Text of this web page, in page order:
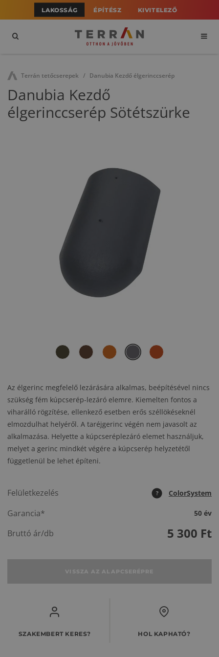
LAKOSSÁG ÉPÍTÉSZ KIVITELEZŐ
Terrán tetőcserepek Danubia Kezdő élgerinccserép
Danubia Kezdő
élgerinccserép Sötétszürke
Az élgerinc megfelelő lezárására alkalmas, beépítésével nincs
szükség fém kúpcserép-lezáró elemre. Kiemelten fontos a
viharálló rögzítése, ellenkező esetben erős széllökéseknél
elmozdulhat helyéről. A taréjgerinc végén nem javasolt az
alkalmazása. Helyette a kúpcseréplezáró elemet használjuk,
melyet a gerinc mindkét végére a kúpcserép helyzetétől
függetlenül be lehet építeni.
Felületkezelés ? ColorSystem
Garancia* 50 év
Bruttó ár/db 5 300 Ft
VISSZA AZ ALAPCSERÉPRE
SZAKEMBERT KERES? HOL KAPHATÓ?